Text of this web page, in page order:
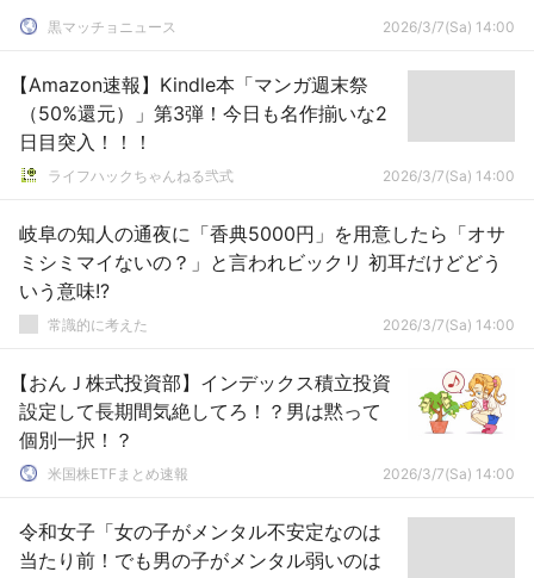
黒マッチョニュース 2026/3/7(Sa) 14:00
【Amazon速報】Kindle本「マンガ週末祭
（50%還元）」第3弾！今日も名作揃いな2
日目突入！！！
ライフハックちゃんねる弐式 2026/3/7(Sa) 14:00
岐阜の知人の通夜に「香典5000円」を用意したら「オサ
ミシミマイないの？」と言われビックリ 初耳だけどどう
いう意味!?
常識的に考えた 2026/3/7(Sa) 14:00
【おんＪ株式投資部】インデックス積立投資
設定して長期間気絶してろ！？男は黙って
個別一択！？
米国株ETFまとめ速報 2026/3/7(Sa) 14:00
令和女子「女の子がメンタル不安定なのは
当たり前！でも男の子がメンタル弱いのは